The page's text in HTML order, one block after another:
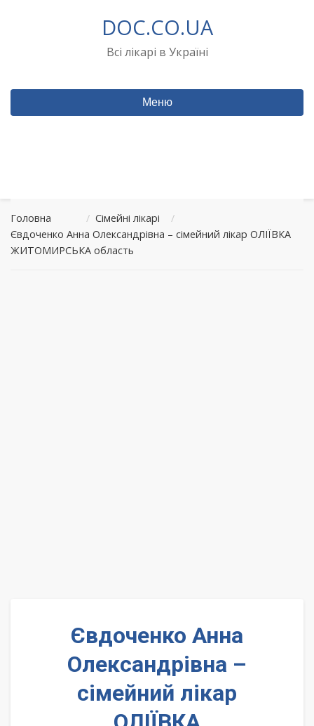
DOC.CO.UA
Всі лікарі в Україні
Меню
Головна / Сімейні лікарі
/
Євдоченко Анна Олександрівна – сімейний лікар ОЛІЇВКА
ЖИТОМИРСЬКА область
Євдоченко Анна
Олександрівна –
сімейний лікар